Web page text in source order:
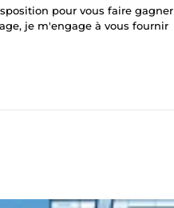
pour vous faire gagner
je m'engage à vous fournir